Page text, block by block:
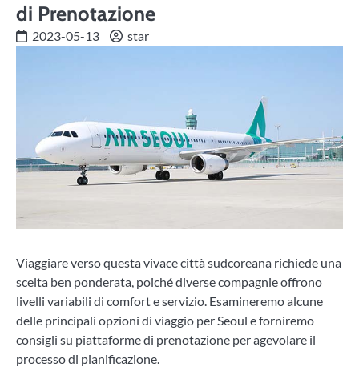
di Prenotazione
2023-05-13 star
Viaggiare verso questa vivace città sudcoreana richiede una
scelta ben ponderata, poiché diverse compagnie offrono
livelli variabili di comfort e servizio. Esamineremo alcune
delle principali opzioni di viaggio per Seoul e forniremo
consigli su piattaforme di prenotazione per agevolare il
processo di pianificazione.